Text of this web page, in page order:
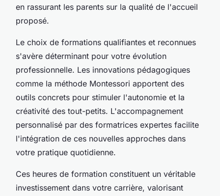
en rassurant les parents sur la qualité de l'accueil
proposé.
Le choix de formations qualifiantes et reconnues
s'avère déterminant pour votre évolution
professionnelle. Les innovations pédagogiques
comme la méthode Montessori apportent des
outils concrets pour stimuler l'autonomie et la
créativité des tout-petits. L'accompagnement
personnalisé par des formatrices expertes facilite
l'intégration de ces nouvelles approches dans
votre pratique quotidienne.
Ces heures de formation constituent un véritable
investissement dans votre carrière, valorisant